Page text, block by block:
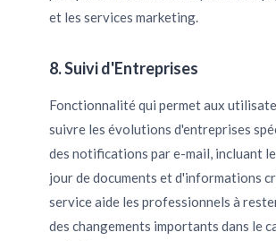
et les services marketing.
8. Suivi d'Entreprises
Fonctionnalité qui permet aux
suivre les évolutions d'entreprises
des notifications par e-mail, incluant
jour de documents et d'informations
service aide les professionnels à
des changements importants dans le